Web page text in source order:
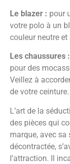
Le blazer : pour
votre polo à un
couleur neutre
Les chaussures :
pour des
Veillez à
de votre ceinture.
L’art de la
des pièces qui
marque, avec sa
décontractée,
l’attraction. Il